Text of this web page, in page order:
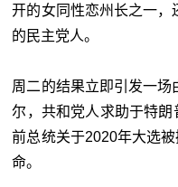
开的女同性恋州长之一，
的民主党人。
周二的结果立即引发一场
尔，共和党人求助于特
前总统关于2020年大选
命。